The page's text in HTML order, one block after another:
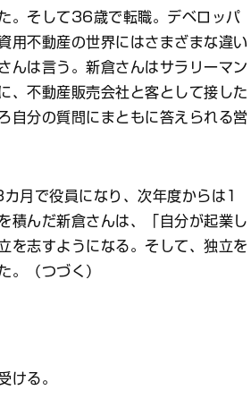
。そして36歳で転職。デベロッパ
用不動産の世界にはさまざまな違い
んは言う。新倉さんはサラリーマン
、不動産販売会社と客として接した
自分の質問にまともに答えられる営
月で役員になり、次年度からは1
積んだ新倉さんは、「自分が起業し
を志すようになる。そして、独立を
。（つづく）
ける。